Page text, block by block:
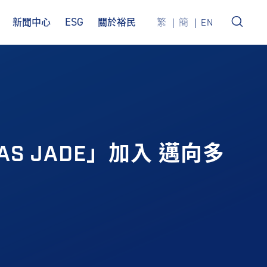
新聞中心 ESG 關於裕民 繁 簡 EN
JADE」加入 邁向多